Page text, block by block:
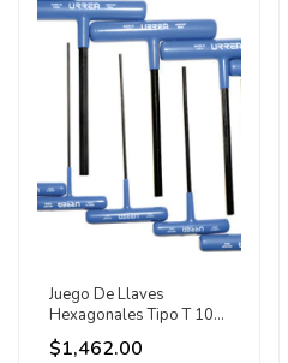
Juego De Llaves
Hexagonales Tipo T 10
Piezas Urrea Plateado
$1,462.00